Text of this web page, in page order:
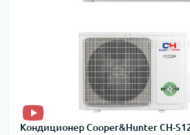
Кондиционер Cooper&Hunter CH-